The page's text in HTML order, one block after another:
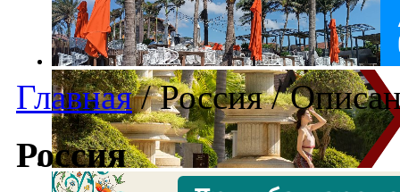
Главная /Россия/
Россия